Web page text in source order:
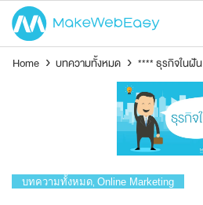
Home › บทความทั้งหมด › **** ธุรกิจในฝั
บทความทั้งหมด Online Marketing